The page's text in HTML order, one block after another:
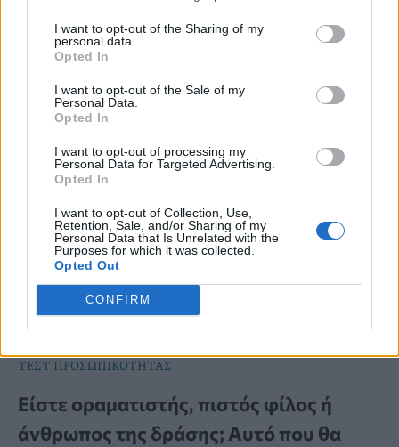
I want to opt-out of the Sharing of my
personal data.
Opted In
I want to opt-out of the Sale of my
Personal Data.
Opted In
I want to opt-out of processing my
Personal Data for Targeted Advertising.
Opted In
I want to opt-out of Collection, Use,
Retention, Sale, and/or Sharing of my
Personal Data that Is Unrelated with the
Purposes for which it was collected.
Opted Out
CONFIRM
ΤΕΣΤ ΠΡΟΣΩΠΙΚΟΤΗΤΑΣ
Είστε οραματιστής, πιστός φίλος ή
άνθρωπος της δράσης; Αυτό που θα